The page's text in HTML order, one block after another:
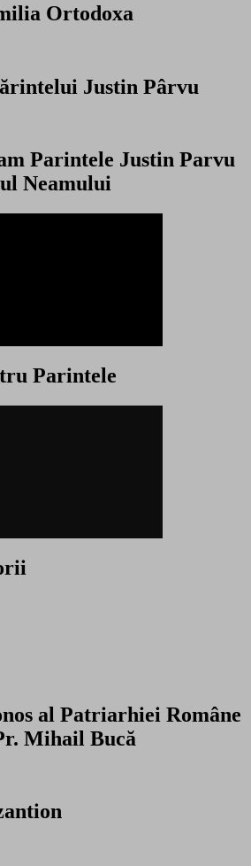
Ortodoxa
Justin Pârvu
Parintele Justin Parvu
Neamului
Parintele
al Patriarhiei Române
Mihail Bucă